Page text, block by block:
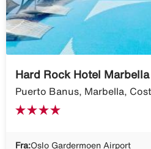
Hard Rock Hotel Marbella
Puerto Banus, Marbella,
Fra:Oslo Gardermoen Airport